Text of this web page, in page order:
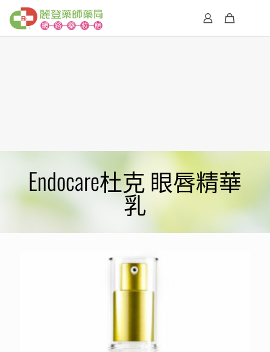
Endocare杜克 眼唇精華
乳